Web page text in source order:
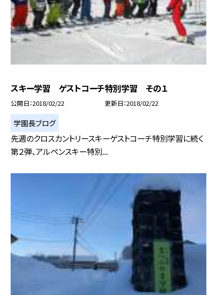
スキー学習 ゲストコーチ特別学習 その１
公開日 2018/02/22 更新日 2018/02/22
学園長ブログ
先週のクロスカントリースキーゲストコーチ特別学習に続く
第２弾、アルペンスキー特別...